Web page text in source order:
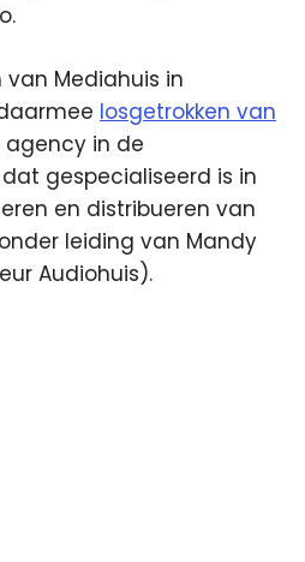
Mediahuis in
losgetrokken van
agency in de
gespecialiseerd is in
en distribueren van
leiding van Mandy
Audiohuis).